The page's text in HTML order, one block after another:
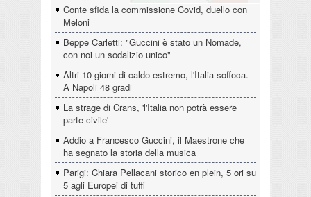
Conte sfida la commissione Covid, duello con
Meloni
Beppe Carletti: "Guccini è stato un Nomade,
con noi un sodalizio unico"
Altri 10 giorni di caldo estremo, l'Italia soffoca.
A Napoli 48 gradi
La strage di Crans, 'l'Italia non potrà essere
parte civile'
Addio a Francesco Guccini, il Maestrone che
ha segnato la storia della musica
Parigi: Chiara Pellacani storico en plein, 5 ori su
5 agli Europei di tuffi